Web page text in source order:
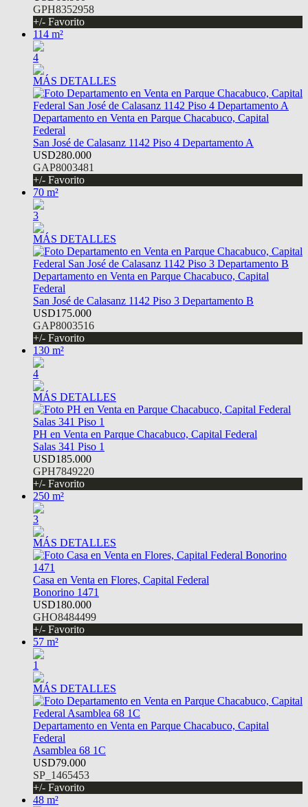
GPH8352958
+/- Favorito
114 m²
4
MÁS DETALLES
Departamento en Venta en Parque Chacabuco, Capital
Federal
San José de Calasanz 1142 Piso 4 Departamento A
USD280.000
GAP8003481
+/- Favorito
70 m²
3
MÁS DETALLES
Departamento en Venta en Parque Chacabuco, Capital
Federal
San José de Calasanz 1142 Piso 3 Departamento B
USD175.000
GAP8003516
+/- Favorito
130 m²
4
MÁS DETALLES
PH en Venta en Parque Chacabuco, Capital Federal
Salas 341 Piso 1
USD185.000
GPH7849220
+/- Favorito
250 m²
3
MÁS DETALLES
Casa en Venta en Flores, Capital Federal
Bonorino 1471
USD180.000
GHO8484499
+/- Favorito
57 m²
1
MÁS DETALLES
Departamento en Venta en Parque Chacabuco, Capital
Federal
Asamblea 68 1C
USD79.000
SP_1465453
+/- Favorito
48 m²